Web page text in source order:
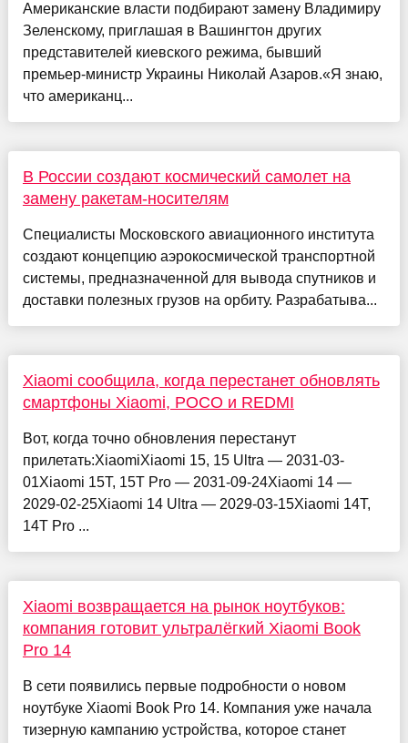
Американские власти подбирают замену Владимиру
Зеленскому, приглашая в Вашингтон других
представителей киевского режима, бывший
премьер-министр Украины Николай Азаров.«Я знаю,
что американц...
В России создают космический самолет на
замену ракетам-носителям
Специалисты Московского авиационного института
создают концепцию аэрокосмической транспортной
системы, предназначенной для вывода спутников и
доставки полезных грузов на орбиту. Разрабатыва...
Xiaomi сообщила, когда перестанет обновлять
смартфоны Xiaomi, POCO и REDMI
Вот, когда точно обновления перестанут
прилетать:XiaomiXiaomi 15, 15 Ultra — 2031-03-
01Xiaomi 15T, 15T Pro — 2031-09-24Xiaomi 14 —
2029-02-25Xiaomi 14 Ultra — 2029-03-15Xiaomi 14T,
14T Pro ...
Xiaomi возвращается на рынок ноутбуков:
компания готовит ультралёгкий Xiaomi Book
Pro 14
В сети появились первые подробности о новом
ноутбуке Xiaomi Book Pro 14. Компания уже начала
тизерную кампанию устройства, которое станет